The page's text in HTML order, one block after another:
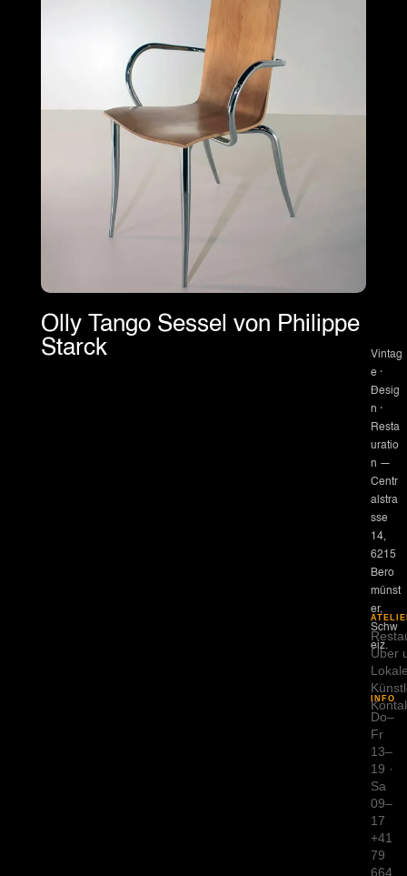
Olly Tango Sessel von Philippe
Starck
Vintag
e ·
Desig
n ·
Resta
uratio
n —
Centr
alstra
sse
14,
6215
Bero
münst
er,
Schw
eiz.
Über
INFO
Do–
Fr
13–
19 ·
Sa
09–
17
+41
79
664